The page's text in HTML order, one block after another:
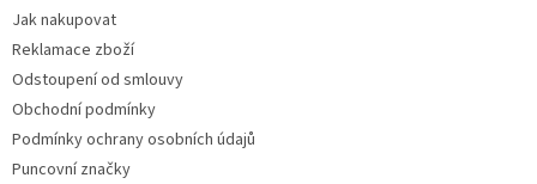
Jak nakupovat
Reklamace zboží
Odstoupení od smlouvy
Obchodní podmínky
Podmínky ochrany osobních údajů
Puncovní značky